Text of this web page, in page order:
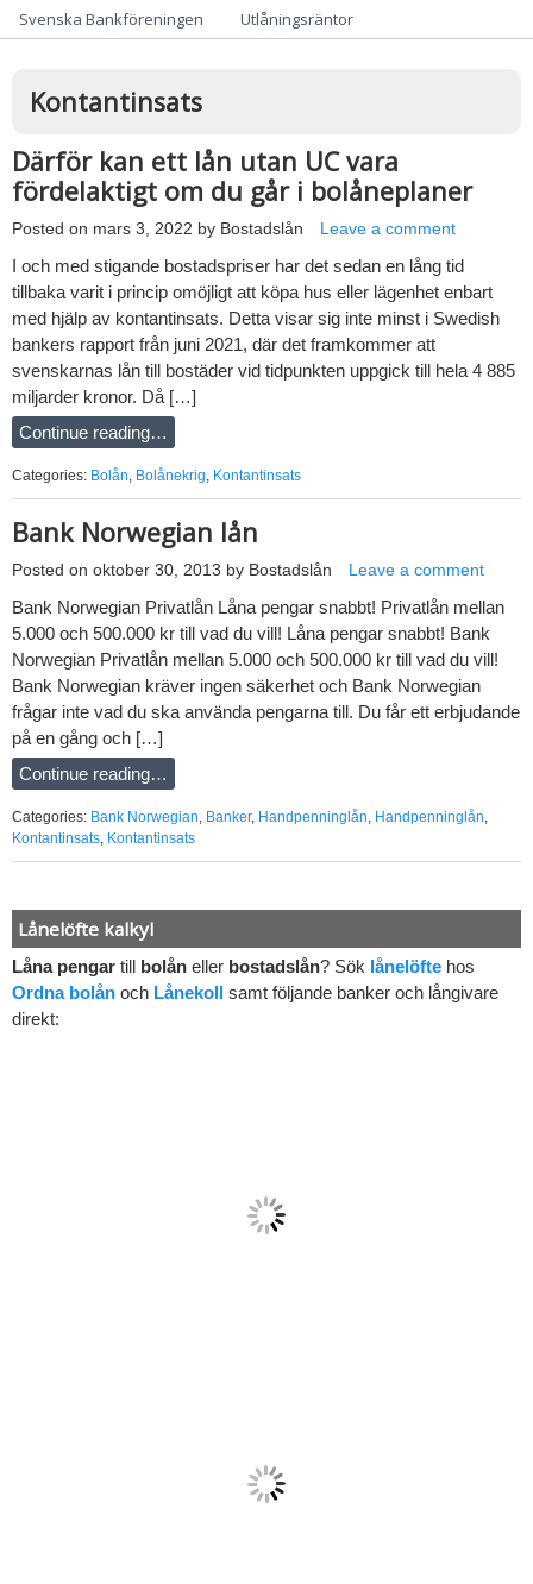
Svenska Bankföreningen
Utlåningsräntor
Kontantinsats
Därför kan ett lån utan UC vara
fördelaktigt om du går i bolåneplaner
Posted on mars 3, 2022 by Bostadslån Leave a comment
I och med stigande bostadspriser har det sedan en lång tid
tillbaka varit i princip omöjligt att köpa hus eller lägenhet enbart
med hjälp av kontantinsats. Detta visar sig inte minst i Swedish
bankers rapport från juni 2021, där det framkommer att
svenskarnas lån till bostäder vid tidpunkten uppgick till hela 4 885
miljarder kronor. Då […]
Continue reading…
Categories: Bolån Bolånekrig Kontantinsats
Bank Norwegian lån
Posted on oktober 30, 2013 by Bostadslån Leave a comment
Bank Norwegian Privatlån Låna pengar snabbt! Privatlån mellan
5.000 och 500.000 kr till vad du vill! Låna pengar snabbt! Bank
Norwegian Privatlån mellan 5.000 och 500.000 kr till vad du vill!
Bank Norwegian kräver ingen säkerhet och Bank Norwegian
frågar inte vad du ska använda pengarna till. Du får ett erbjudande
på en gång och […]
Continue reading…
Categories: Bank Norwegian, Banker, Handpenninglån, Handpenninglån,
Kontantinsats, Kontantinsats
Lånelöfte kalkyl
Låna pengar till bolån eller bostadslån? Sök lånelöfte hos
Ordna bolån och Lånekoll samt följande banker och långivare
direkt: